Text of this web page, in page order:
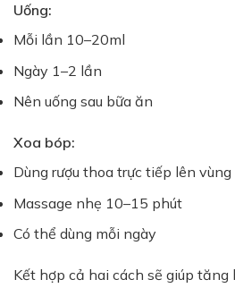
Uống:
Mỗi lần 10–20ml
Ngày 1–2 lần
Nên uống sau bữa ăn
Xoa bóp:
Dùng rượu thoa trực tiếp lên vùng
Massage nhẹ 10–15 phút
Có thể dùng mỗi ngày
Kết hợp cả hai cách sẽ giúp tăng